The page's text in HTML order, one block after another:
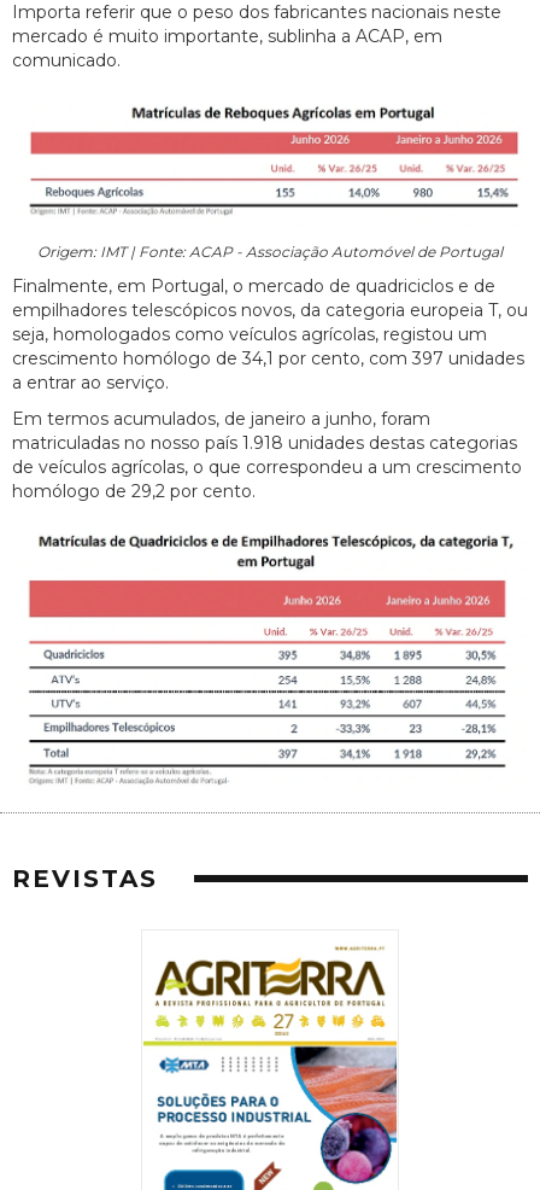
Importa referir que o peso dos fabricantes nacionais neste
mercado é muito importante, sublinha a ACAP, em
comunicado.
Origem: IMT | Fonte: ACAP - Associação Automóvel de Portugal
Finalmente, em Portugal, o mercado de quadriciclos e de
empilhadores telescópicos novos, da categoria europeia T, ou
seja, homologados como veículos agrícolas, registou um
crescimento homólogo de 34,1 por cento, com 397 unidades
a entrar ao serviço.
Em termos acumulados, de janeiro a junho, foram
matriculadas no nosso país 1.918 unidades destas categorias
de veículos agrícolas, o que correspondeu a um crescimento
homólogo de 29,2 por cento.
REVISTAS